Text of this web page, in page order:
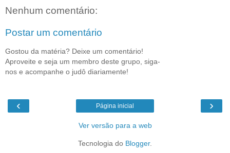
Nenhum comentário:
Postar um comentário
Gostou da matéria? Deixe um comentário!
Aproveite e seja um membro deste grupo, siga-
nos e acompanhe o judô diariamente!
‹ ›
Página inicial
Ver versão para a web
Tecnologia do Blogger.